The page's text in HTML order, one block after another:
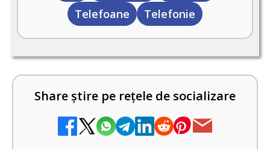
Telefoane
Telefonie
Share știre pe rețele de socializare